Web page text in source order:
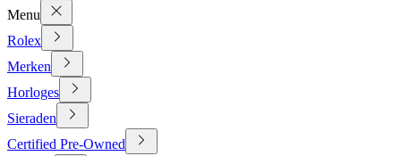
Menu
Rolex
Merken
Horloges
Sieraden
Certified Pre-Owned